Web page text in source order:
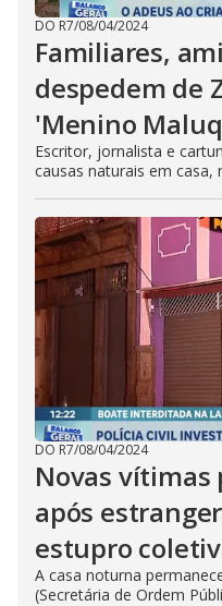
DO R7/08/04/2024
Familiares,
despedem de
'Menino
Escritor, jornalista e
causas naturais em casa,
DO R7/08/04/2024
Novas vítimas
após
estupro
A casa noturna
(Secretária de Ordem